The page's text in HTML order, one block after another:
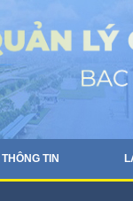
THÔNG TIN